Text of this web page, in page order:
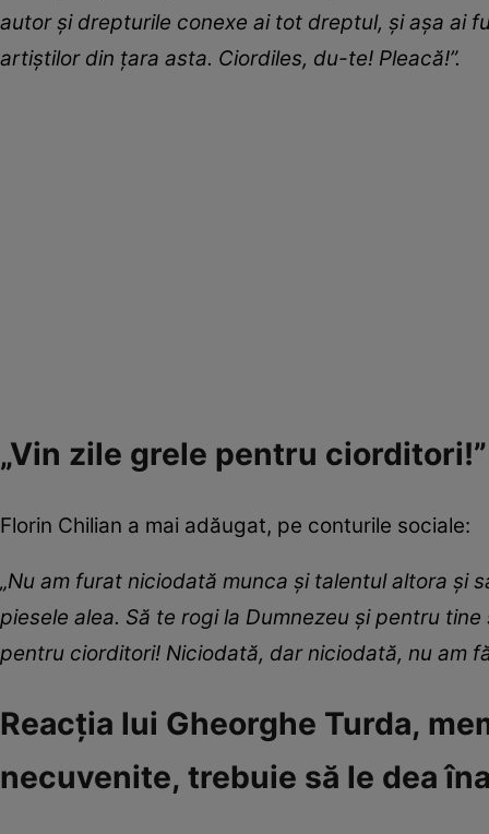
autor și drepturile conexe ai tot dreptul, și așa ai
artiștilor din țara asta. Ciordiles, du-te! Pleacă!”.
„Vin zile grele pentru ciorditori!”
Florin Chilian a mai adăugat, pe conturile sociale:
„Nu am furat niciodată munca și talentul altora și
piesele alea. Să te rogi la Dumnezeu și pentru
pentru ciorditori! Niciodată, dar niciodată, nu am
Reacția lui Gheorghe Turda,
necuvenite, trebuie să le dea